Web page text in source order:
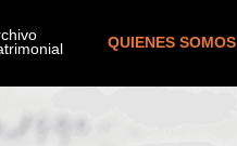
QUIENES SOMOS